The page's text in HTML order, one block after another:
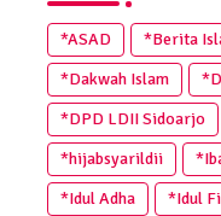
*ASAD
*Berita
*Dakwah Islam
*DPD LDII Sidoarjo
*hijabsyarildii
*Idul Adha
*Idul